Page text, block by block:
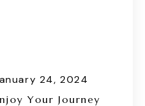
24, 2024
Your Journey